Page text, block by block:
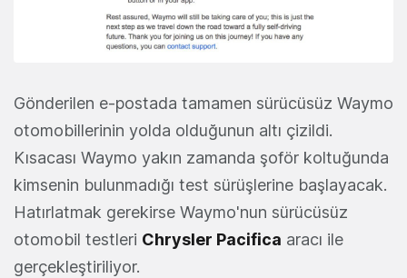
Gönderilen e-postada tamamen sürücüsüz Waymo
otomobillerinin yolda olduğunun altı çizildi.
Kısacası Waymo yakın zamanda şoför koltuğunda
kimsenin bulunmadığı test sürüşlerine başlayacak.
Hatırlatmak gerekirse Waymo'nun sürücüsüz
otomobil testleri Chrysler Pacifica aracı ile
gerçekleştiriliyor.